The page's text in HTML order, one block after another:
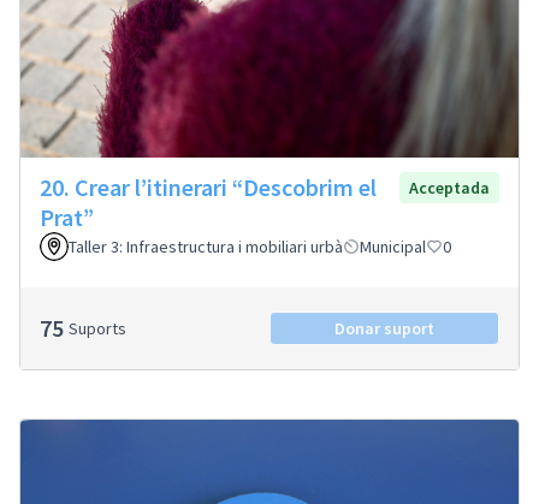
20. Crear l’itinerari “Descobrim el
Prat”
Acceptada
Taller 3: Infraestructura i mobiliari urbà Municipal 0
75 Suports Donar suport